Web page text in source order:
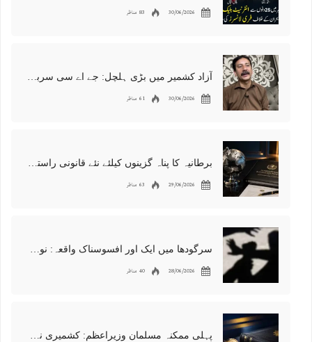
30/06/2026 83 مناظر
آزاد کشمیر میں بڑی ہلچل: جے اے سی سربراہ شوکت نواز میر کی گرفتاری، دھرنا جاری
30/06/2026 61 مناظر
برطانیہ کا پناہ گزینوں کیلئے نئے قانونی راستوں اور اسپانسر شپ نظام کا اعلان
29/06/2026 63 مناظر
سرگودھا میں ایک اور افسوسناک واقعہ: نوعمر لڑکے سے مبینہ زیادتی، مقدمہ درج
28/06/2026 40 مناظر
پہلی ممکنہ مسلمان وزیراعظم: کشمیری نژاد شبانہ محمود برطانیہ میں مقبول